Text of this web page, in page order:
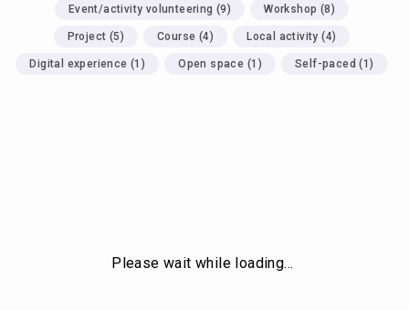
Event/activity volunteering (9) Workshop (8)
Project (5) Course (4) Local activity (4)
Digital experience (1 ) Open space (1 ) Self-paced (1)
Please wait while loading…